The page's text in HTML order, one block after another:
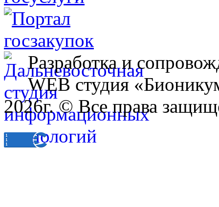
Разработка и
WEB студия
2026г. © Все права